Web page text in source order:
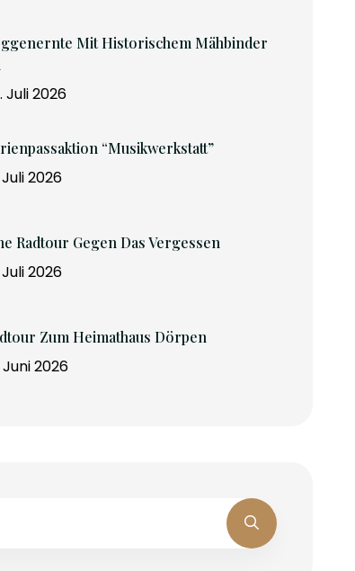
Mit Historischem Mähbinder
Juli 2026
“Musikwerkstatt”
Juli 2026
Radtour Gegen Das Vergessen
Juli 2026
Zum Heimathaus Dörpen
Juni 2026